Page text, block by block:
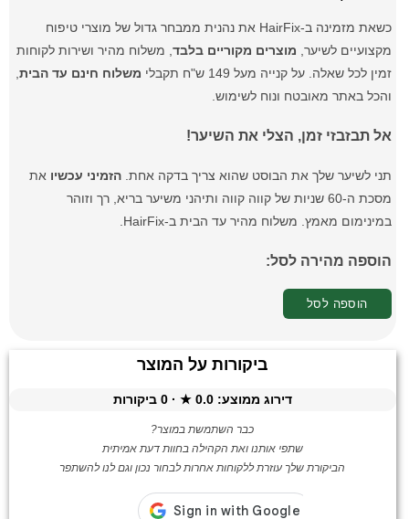
כשאת מזמינה ב-HairFix את נהנית ממבחר גדול של מוצרי טיפוח
מקצועיים לשיער, מוצרים מקוריים בלבד , משלוח מהיר ושירות לקוחות
זמין לכל שאלה. על קנייה מעל 149 ש"ח תקבלי
משלוח חינם עד הבית
והכל באתר מאובטח ונוח לשימוש.
אל תבזבזי זמן, הצלי את השיער!
תני לשיער שלך את הבוסט שהוא צריך בדקה אחת.הזמיני עכשיו את
מסכת ה-60 שניות של קווה קווה ותיהני משיער בריא, רך וזוהר
במינימום מאמץ. משלוח מהיר עד הבית ב-HairFix.
הוספה מהירה לסל:
הוספה לסל
ביקורות על המוצר
דירוג ממוצע:0.0
★ ·
0 ביקורות
כבר השתמשת במוצר?
שתפי אותנו ואת הקהילה בחוות דעת אמיתית
הביקורת שלך עוזרת ללקוחות אחרות לבחור נכון וגם לנו להשתפר